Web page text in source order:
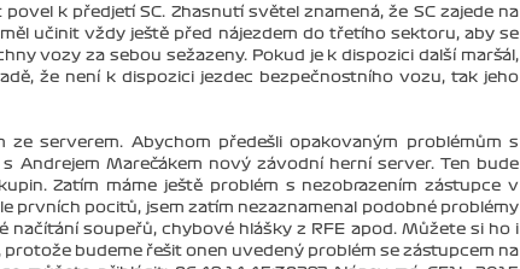
k předjetí SC. Zhasnutí světel znamená, že SC zajede na
učinit vždy ještě před nájezdem do třetího sektoru, aby se
vozy za sebou sežazeny. Pokud je k dispozici další maršál,
že není k dispozici jezdec bezpečnostního vozu, tak jeho
serverem. Abychom předešli opakovaným problémům s
Andrejem Marečákem nový závodní herní server. Ten bude
Zatím máme ještě problém s nezobrazením zástupce v
prvních pocitů, jsem zatím nezaznamenal podobné problémy
načítání soupeřů, chybové hlášky z RFE apod. Můžete si ho i
budeme řešit onen uvedený problém se zástupcem na